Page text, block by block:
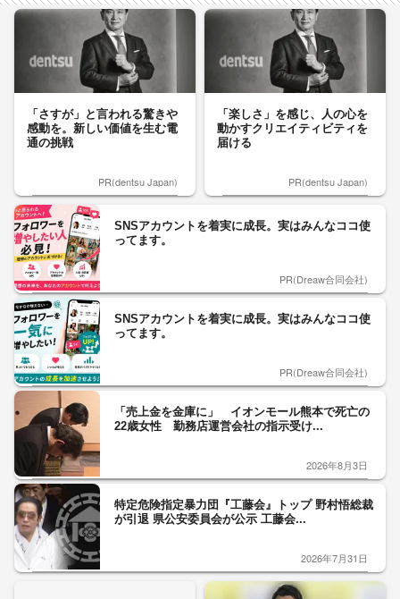
「さすが」と言われる驚きや
感動を。新しい価値を生む電
通の挑戦
PR(dentsu Japan)
「楽しさ」を感じ、人の心を
動かすクリエイティビティを
届ける
PR(dentsu Japan)
SNSアカウントを着実に成長。実はみんなココ使
ってます。
PR(Dreaw合同会社)
SNSアカウントを着実に成長。実はみんなココ使
ってます。
PR(Dreaw合同会社)
「売上金を金庫に」 イオンモール熊本で死亡の
22歳女性 勤務店運営会社の指示受け...
2026年8月3日
特定危険指定暴力団『工藤会』トップ 野村悟総裁
が引退 県公安委員会が公示 工藤会...
2026年7月31日